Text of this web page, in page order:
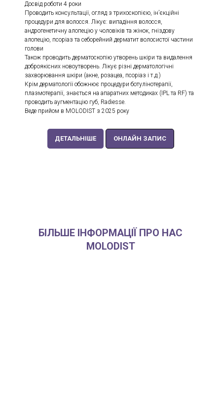
Досвід роботи 4 роки
Проводить консультації, огляд з трихоскопією, інʼєкційні
процедури для волосся. Лікує: випадіння волосся,
андрогенетичну алопецію у чоловіків та жінок, гніздову
алопецію, псоріаз та себорейний дерматит волосистої частини
голови
Також проводить дерматоскопію утворень шкіри та видалення
доброякісних новоутворень. Лікує різні дерматологічні
захворювання шкіри (акне, розацеа, псоріаз і т.д.)
Крім дерматології обожнює процедури ботулінотерапії,
плазмотерапії, знається на апаратних методиках (IPL та RF) та
проводить аугментацію губ, Radiesse.
Веде прийом в MOLODIST з 2025 року
ДЕТАЛЬНІШЕ ОНЛАЙН ЗАПИС
БІЛЬШЕ ІНФОРМАЦІЇ ПРО НАС
MOLODIST